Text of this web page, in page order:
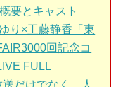
要とキャスト
り×工藤静香「東
回記念コ
FULL
だけでなく、人